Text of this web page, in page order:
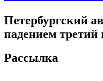
Петербургский
падением третий
Рассылка